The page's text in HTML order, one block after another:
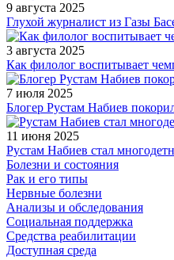
9 августа 2025
Глухой журналист из Газы
3 августа 2025
Как филолог воспитывает
7 июля 2025
Блогер Рустам Набиев
11 июня 2025
Рустам Набиев стал
Болезни и состояния
Рак и его типы
Нервные болезни
Анализы и обследования
Социальная поддержка
Средства реабилитации
Доступная среда